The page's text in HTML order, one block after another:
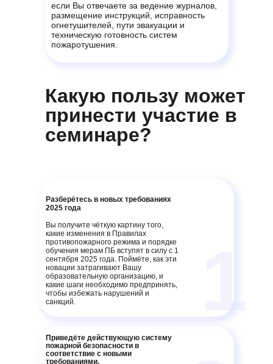
если Вы отвечаете за ведение журналов,
размещение инструкций, исправность
огнетушителей, пути эвакуации и
техническую готовность систем
пожаротушения.
Какую пользу может
принести участие в
семинаре?
Приведёте действующую систему
пожарной безопасности в
соответствие с новыми
требованиями.
1
Разберётесь в новых требованиях
2025 года
Вы получите чёткую картину того,
какие изменения в Правилах
противопожарного режима и порядке
обучения мерам ПБ вступят в силу с 1
сентября 2025 года. Поймёте, как эти
новации затрагивают Вашу
образовательную организацию, и
какие шаги необходимо предпринять,
чтобы избежать нарушений и
санкций.